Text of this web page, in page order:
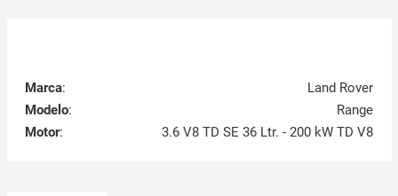
Marca:
Land Rover
Modelo:
Range
Motor: 3.6 V8 TD SE 36 Ltr. - 200 kW TD V8